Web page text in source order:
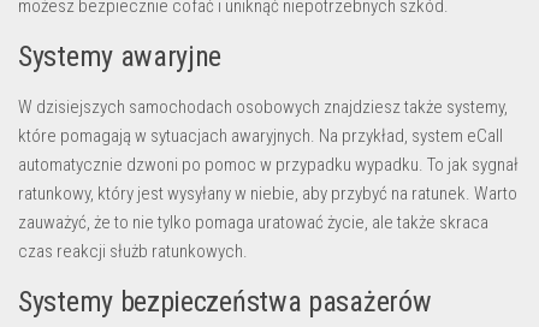
możesz bezpiecznie cofać i uniknąć niepotrzebnych szkód.
Systemy awaryjne
W dzisiejszych samochodach osobowych znajdziesz także systemy,
które pomagają w sytuacjach awaryjnych. Na przykład, system eCall
automatycznie dzwoni po pomoc w przypadku wypadku. To jak sygnał
ratunkowy, który jest wysyłany w niebie, aby przybyć na ratunek. Warto
zauważyć, że to nie tylko pomaga uratować życie, ale także skraca
czas reakcji służb ratunkowych.
Systemy bezpieczeństwa pasażerów